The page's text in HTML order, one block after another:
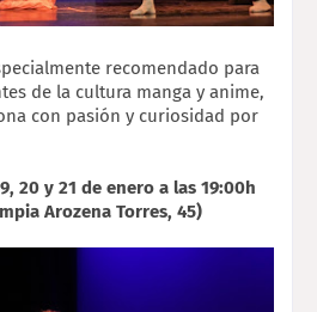
recomendado para
de la cultura manga y anime,
con pasión y curiosidad por
20 y 21 de enero a las 19:00h
Arozena Torres, 45)